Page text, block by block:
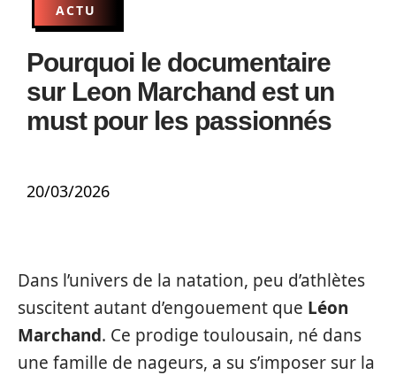
ACTU
Pourquoi le documentaire
sur Leon Marchand est un
must pour les passionnés
20/03/2026
Dans l’univers de la natation, peu d’athlètes
suscitent autant d’engouement que Léon
Marchand. Ce prodige toulousain, né dans
une famille de nageurs, a su s’imposer sur la